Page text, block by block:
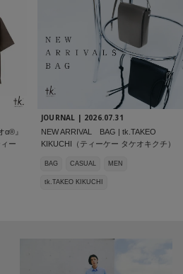
α®』
ー
JOURNAL | 2026.07.31
NEW ARRIVAL BAG | tk.TAKEO
KIKUCHI（ティーケー タケオキクチ）
BAG CASUAL MEN
tk.TAKEO KIKUCHI